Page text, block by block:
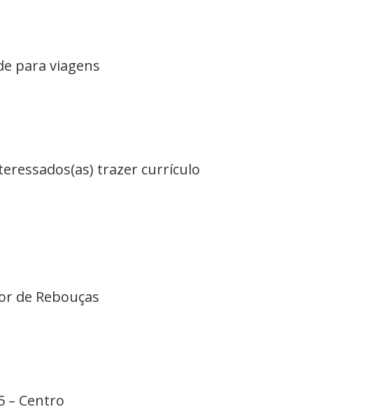
para viagens
trazer currículo
de Rebouças
– Centro